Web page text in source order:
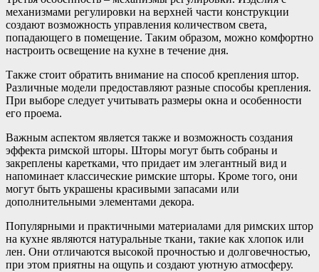
механизмами регулировки на верхней части конструкции
создают возможность управления количеством света,
попадающего в помещение. Таким образом, можно комфортно
настроить освещение на кухне в течение дня.
Также стоит обратить внимание на способ крепления штор.
Различные модели предоставляют разные способы крепления.
При выборе следует учитывать размеры окна и особенности
его проема.
Важным аспектом является также и возможность создания
эффекта римской шторы. Шторы могут быть собраны и
закреплены каретками, что придает им элегантный вид и
напоминает классические римские шторы. Кроме того, они
могут быть украшены красивыми запасами или
дополнительными элементами декора.
Популярными и практичными материалами для римских штор
на кухне являются натуральные ткани, такие как хлопок или
лен. Они отличаются высокой прочностью и долговечностью,
при этом приятны на ощупь и создают уютную атмосферу.